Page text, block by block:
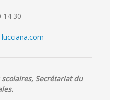
14 30
Secrétariat du